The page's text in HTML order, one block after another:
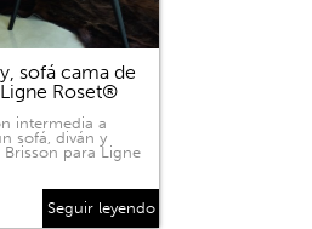
sofá cama de
Roset®
intermedia a
sofá, diván y
para Ligne
Seguir leyendo